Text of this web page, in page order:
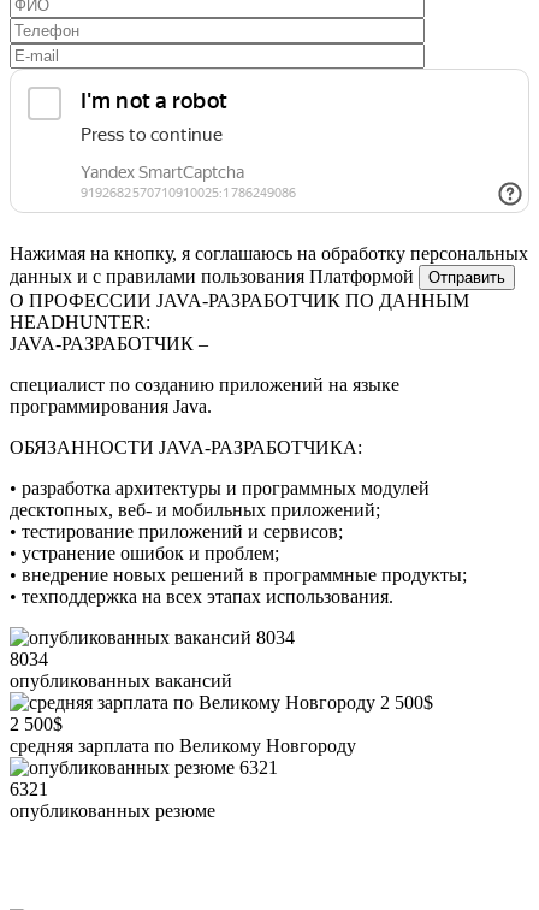
Нажимая на кнопку, я соглашаюсь на обработку персональных
данных и с правилами пользования Платформой
О ПРОФЕССИИ JAVA-РАЗРАБОТЧИК ПО ДАННЫМ
HEADHUNTER:
JAVA-РАЗРАБОТЧИК –
специалист по созданию приложений на языке
программирования Java.
ОБЯЗАННОСТИ JAVA-РАЗРАБОТЧИКА:
• разработка архитектуры и программных модулей
десктопных, веб- и мобильных приложений;
• тестирование приложений и сервисов;
• устранение ошибок и проблем;
• внедрение новых решений в программные продукты;
• техподдержка на всех этапах использования.
8034
опубликованных вакансий
2 500$
средняя зарплата по Великому Новгороду
6321
опубликованных резюме